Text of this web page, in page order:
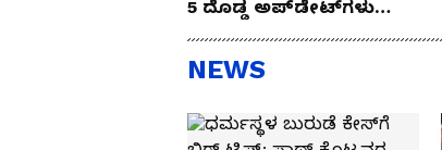
5 ದೊಡ್ಡ ಅಪ್‌ಡೇಟ್‌ಗಳು
ಯಾವುವು?
NEWS